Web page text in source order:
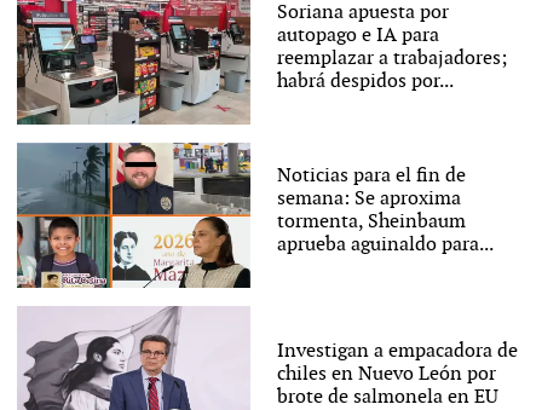
Soriana apuesta por
autopago e IA para
reemplazar a trabajadores;
habrá despidos por...
Noticias para el fin de
semana: Se aproxima
tormenta, Sheinbaum
aprueba aguinaldo para...
Investigan a empacadora de
chiles en Nuevo León por
brote de salmonela en EU